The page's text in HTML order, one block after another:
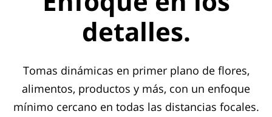
detalles.
Tomas dinámicas en primer plano de flores,
alimentos, productos y más, con un enfoque
mínimo cercano en todas las distancias focales.